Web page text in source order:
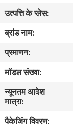
हमारे
बारे
कारखाने
का
उत्पत्ति के प्लेस:
ब्रांड नाम:
प्रमाणन:
मॉडल संख्या:
न्यूनतम आदेश
मात्रा:
पैकेजिंग विवरण: